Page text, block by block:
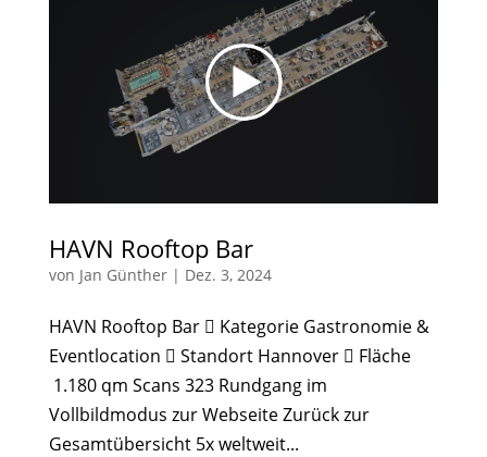
HAVN Rooftop Bar
von Jan Günther| Dez. 3, 2024
HAVN Rooftop Bar  Kategorie Gastronomie &
Eventlocation  Standort Hannover  Fläche
1.180 qm Scans 323 Rundgang im
Vollbildmodus zur Webseite Zurück zur
Gesamtübersicht 5x weltweit...